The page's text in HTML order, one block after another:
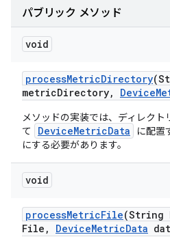
パブリック メソッド
void
processMetricDirectory
metricDirectory, Device
メソッドの実装では、ディレクト
て
DeviceMetricData
に配置
にする必要があります。
void
processMetricFile(String
File , DeviceMetricData